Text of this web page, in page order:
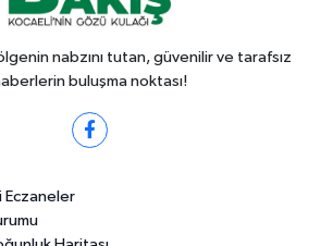
nabzını tutan, güvenilir ve tarafsız
buluşma noktası!
Eczaneler